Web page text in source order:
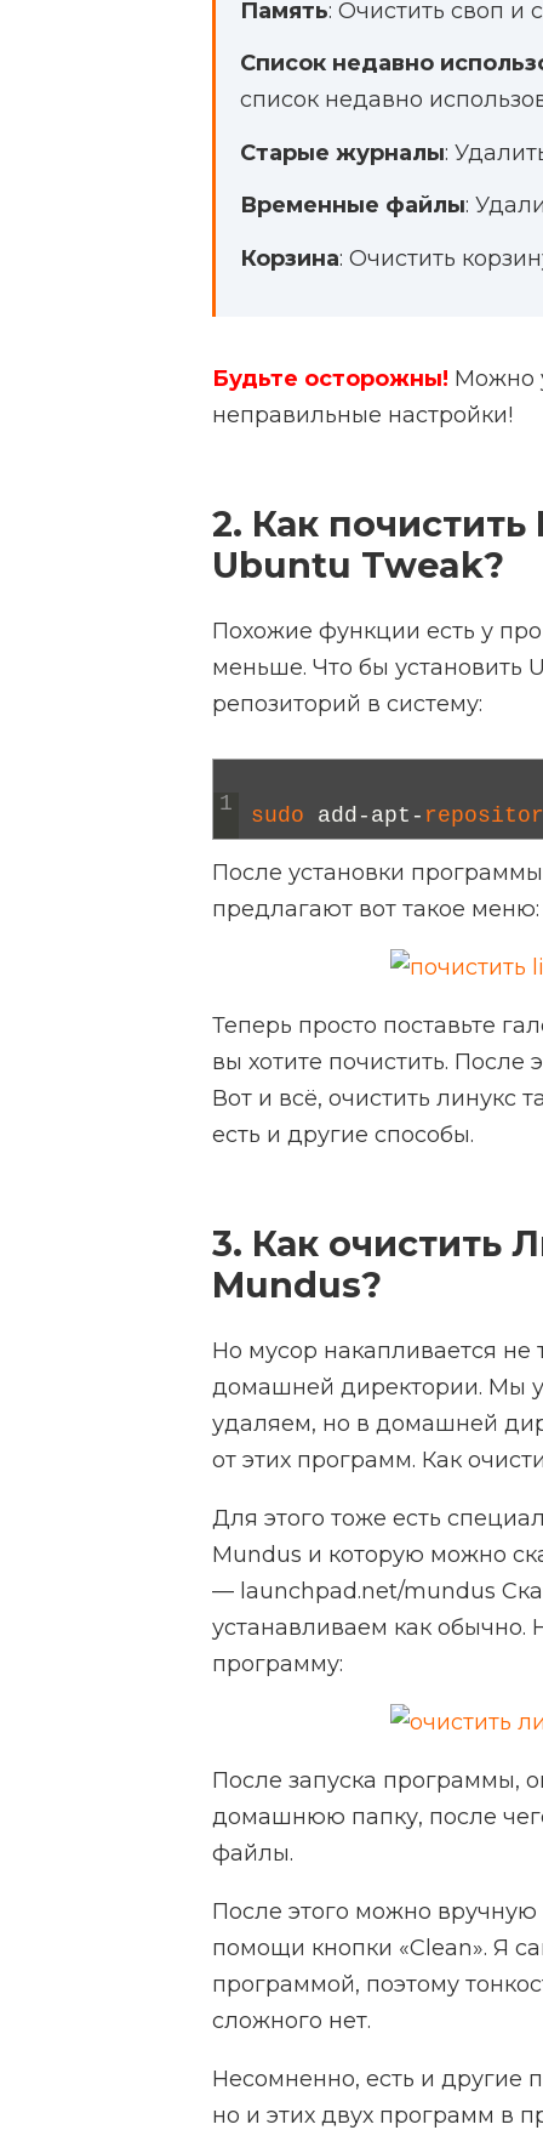
Память: Очистить своп и
Список недавно
список недавно
Старые журналы:
Временные файлы:
Корзина: Очистить
Будьте осторожны! Можно
неправильные настройки!
2. Как
Ubuntu Tweak?
Похожие функции есть у
меньше. Что бы установить
репозиторий в систему:
1 sudo add - apt -
После установки
предлагают вот такое меню:
Теперь просто поставьте
вы хотите почистить. После
Вот и всё, очистить линукс
есть и другие способы.
3. Как очистить
Mundus?
Но мусор накапливается не
домашней директории. Мы
удаляем, но в домашней
от этих программ. Как
Для этого тоже есть
Mundus и которую можно
— launchpad.net/mundus
устанавливаем как обычно.
программу:
После запуска программы,
домашнюю папку, после
файлы.
После этого можно
помощи кнопки «Clean». Я
программой, поэтому
сложного нет.
Несомненно, есть и другие
но и этих двух программ в